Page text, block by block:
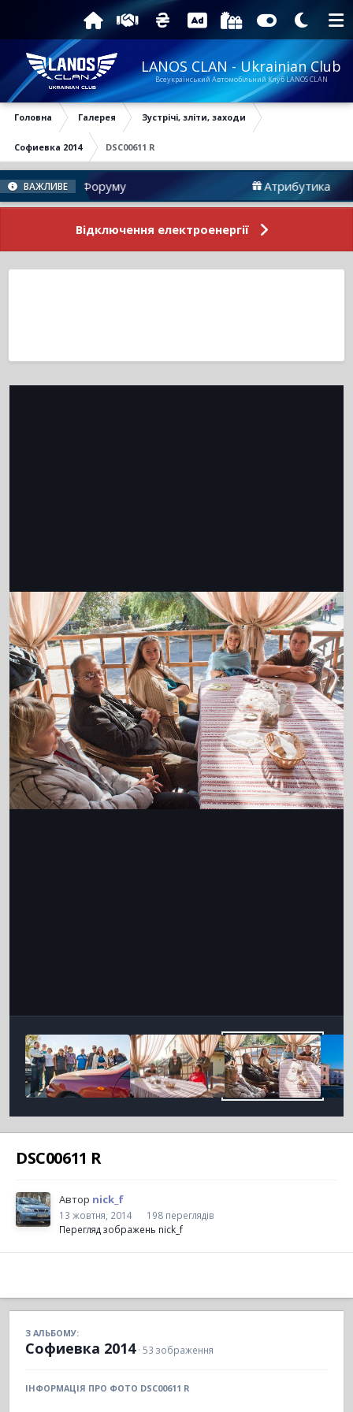
LANOS CLAN - Ukrainian Club
Всеукраїнський Автомобільний Клуб LANOS CLAN
Головна Галерея Зустрічі, зліти, заходи
Софиевка 2014 DSC00611 R
ВАЖЛИВЕ
Новини Форуму Атрибутика
Відключення електроенергії
DSC00611 R
Автор nick_f
13 жовтня, 2014
198 переглядів
Перегляд зображень nick_f
З АЛЬБОМУ:
Софиевка 2014 · 53 зображення
ІНФОРМАЦІЯ ПРО ФОТО DSC00611 R